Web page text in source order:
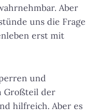
Aber
uns die Frage
erst mit
und
Großteil der
hilfreich. Aber es